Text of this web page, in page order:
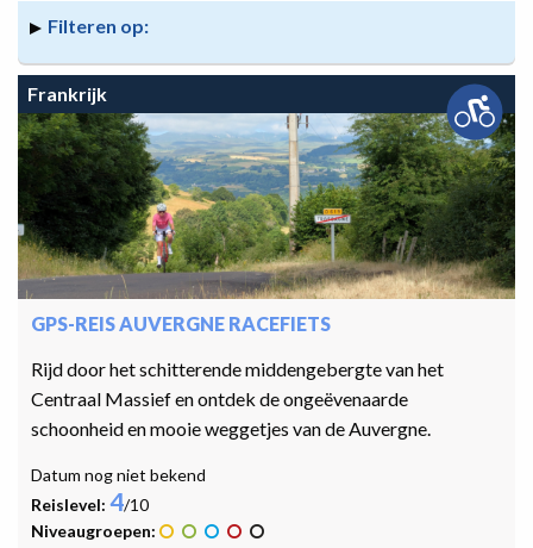
Filteren op:
Frankrijk
GPS-REIS AUVERGNE RACEFIETS
Rijd door het schitterende middengebergte van het
Centraal Massief en ontdek de ongeëvenaarde
schoonheid en mooie weggetjes van de Auvergne.
Datum nog niet bekend
Reislevel: 4/10
Niveaugroepen: